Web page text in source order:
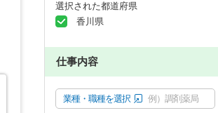
選択された都道府県
香川県
仕事内容
業種・職種を選択 例）調剤薬局